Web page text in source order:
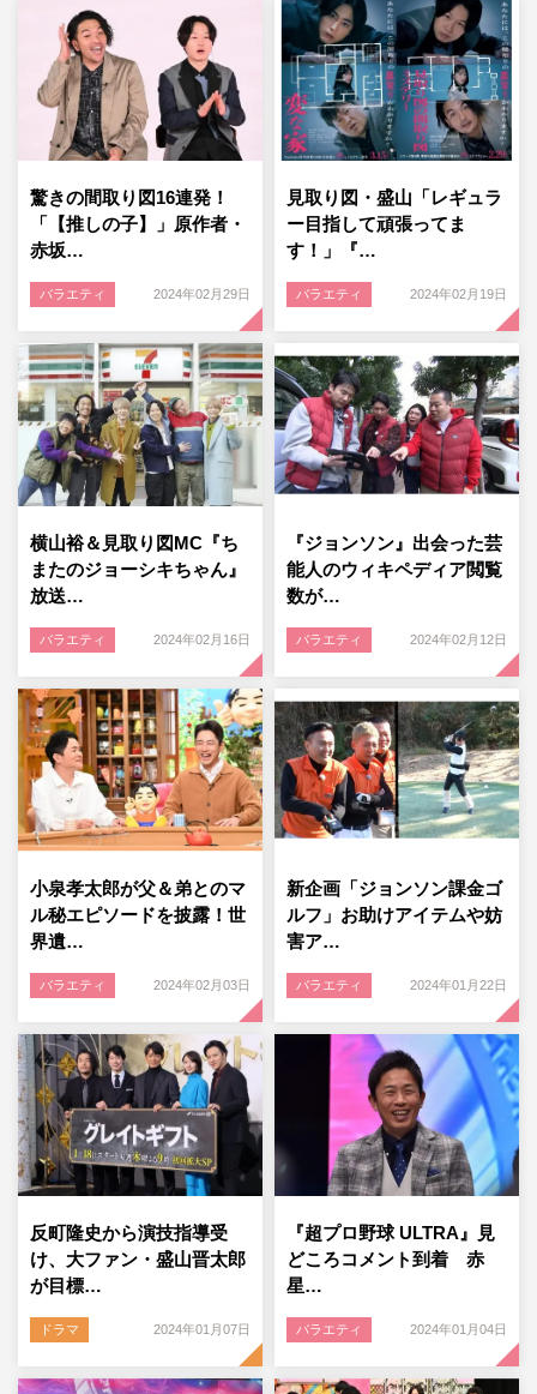
驚きの間取り図16連発！
「【推しの子】」原作者・
赤坂…
バラエティ 2024年02月29日
見取り図・盛山「レギュラ
ー目指して頑張ってま
す！」『…
バラエティ 2024年02月19日
横山裕＆見取り図MC『ち
またのジョーシキちゃん』
放送…
バラエティ 2024年02月16日
『ジョンソン』出会った芸
能人のウィキペディア閲覧
数が…
バラエティ 2024年02月12日
小泉孝太郎が父＆弟とのマ
ル秘エピソードを披露！世
界遺…
バラエティ 2024年02月03日
新企画「ジョンソン課金ゴ
ルフ」お助けアイテムや妨
害ア…
バラエティ 2024年01月22日
反町隆史から演技指導受
け、大ファン・盛山晋太郎
が目標…
ドラマ 2024年01月07日
『超プロ野球 ULTRA』見
どころコメント到着 赤
星…
バラエティ 2024年01月04日